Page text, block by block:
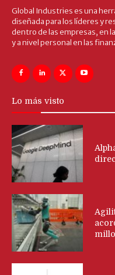
Global Industries es una
diseñada para los líderes y
dentro de las empresas, en
y a nivel personal en las
Lo más visto